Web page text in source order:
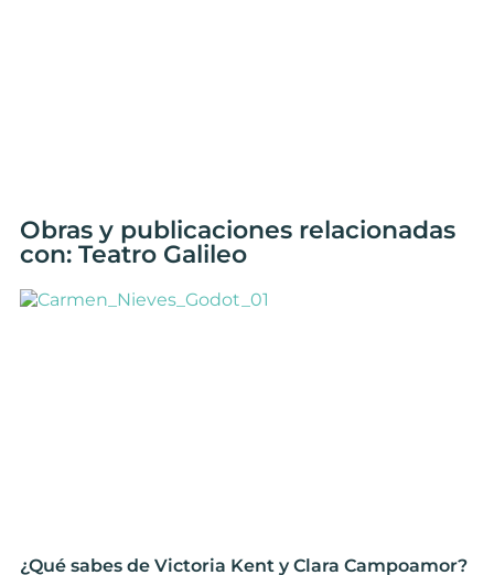
Obras y publicaciones relacionadas
con: Teatro Galileo
¿Qué sabes de Victoria Kent y Clara Campoamor?